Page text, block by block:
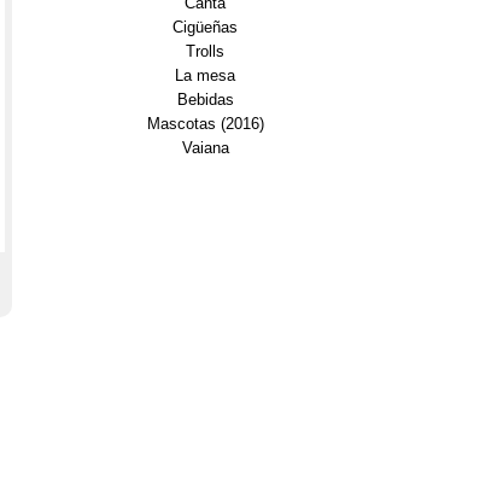
Cigüeñas
Trolls
La mesa
Bebidas
Mascotas (2016)
Vaiana